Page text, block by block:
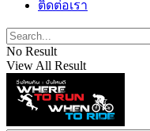
ติดต่อเรา
No Result
View All Result